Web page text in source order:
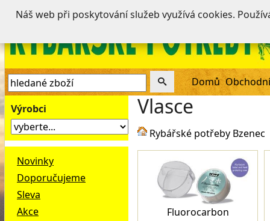
Domů
Výrobci
Novinky
Doporučujeme
Sleva
Akce
Vlasce
Rybářské potřeby Bzenec
Fluorocarbon
Náš web při poskytování služeb využívá cookies.